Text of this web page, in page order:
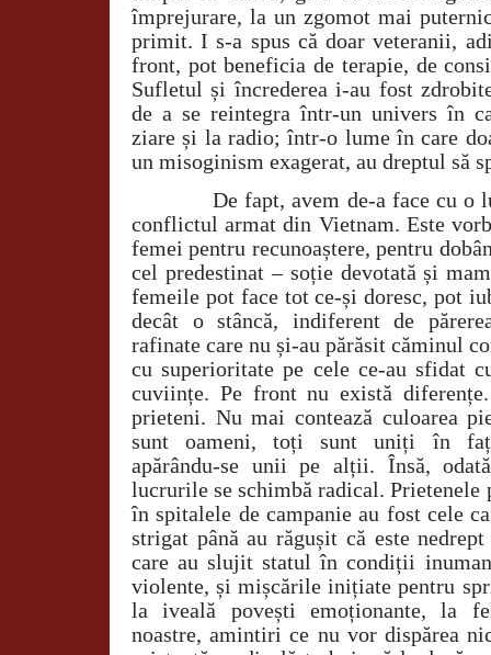
împrejurare, la un zgomot mai
primit. I s-a spus că doar veteranii,
front, pot beneficia de terapie, de
Sufletul și încrederea i-au fost
de a se reintegra într-un univers în
ziare și la radio; într-o lume în care
un misoginism exagerat, au dreptul să
De fapt, avem de-a face cu o
conflictul armat din Vietnam. Este
femei pentru recunoaștere, pentru
cel predestinat – soție devotată și
femeile pot face tot ce-și doresc, pot
decât o stâncă, indiferent de
rafinate care nu și-au părăsit căminul
cu superioritate pe cele ce-au sfidat
cuviințe. Pe front nu există
prieteni. Nu mai contează culoarea
sunt oameni, toți sunt uniți în
apărându-se unii pe alții. Însă,
lucrurile se schimbă radical. Prietenele
în spitalele de campanie au fost cele
strigat până au răgușit că este
care au slujit statul în condiții
violente, și mișcările inițiate pentru
la iveală povești emoționante, la
noastre, amintiri ce nu vor dispărea